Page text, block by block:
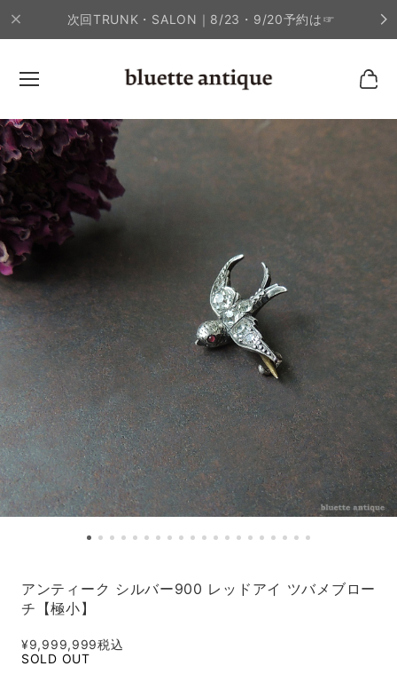
次回TRUNK・SALON｜8/23・9/20予約は☞
アンティーク シルバー900 レッドアイ ツバメブロー
チ【極小】
¥9,999,999税込
SOLD OUT